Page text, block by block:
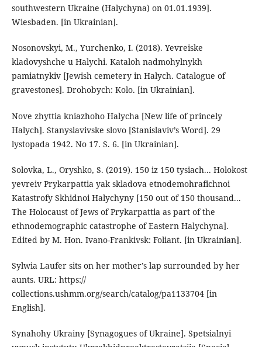
southwestern Ukraine (Halychyna) on 01.01.1939].
Wiesbaden. [in Ukrainian].
Nosonovskyi, M., Yurchenko, I. (2018). Yevreiske
kladovyshche u Halychi. Kataloh nadmohylnykh
pamiatnykiv [Jewish cemetery in Halych. Catalogue of
gravestones]. Drohobych: Kolo. [in Ukrainian].
Nove zhyttia kniazhoho Halycha [New life of princely
Halych]. Stanyslavivske slovo [Stanislaviv’s Word]. 29
lystopada 1942. No 17. S. 6. [in Ukrainian].
Solovka, L., Oryshko, S. (2019). 150 iz 150 tysiach... Holokost
yevreiv Prykarpattia yak skladova etnodemohrafichnoi
Katastrofy Skhidnoi Halychyny [150 out of 150 thousand...
The Holocaust of Jews of Prykarpattia as part of the
ethnodemographic catastrophe of Eastern Halychyna].
Edited by M. Hon. Ivano-Frankivsk: Foliant. [in Ukrainian].
Sylwia Laufer sits on her mother’s lap surrounded by her
aunts. URL: https://
collections.ushmm.org/search/catalog/pa1133704 [in
English].
Synahohy Ukrainy [Synagogues of Ukraine]. Spetsialnyi